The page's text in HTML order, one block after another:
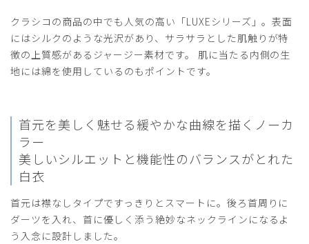
スリムに見えるので、とても気に入ってます。
商品：M03レディース白衣:ノーカラージャージーコー
役に立った
とし様
購入確認済み
年齢: 50代 身長: 156-160cm
クラシコの商品の中でも人気の高い「LUXEシリーズ」。表面
にはシルクのような光沢があり、サラサラとした肌触りが特
徴の上質感があるジャージー素材です。 肌に当たる内側の生
地には綿を使用しているのもポイントです。
首元を美しく魅せる緩やかな曲線を描くノーカ
ラー
美しいシルエットと機能性のバランスがとれた
白衣
首元は襟なしタイプですっきりとスマートに。後ろ首周りに
ダーツを入れ、首に優しく添う絶妙なネックラインになるよ
う入念に設計しました。